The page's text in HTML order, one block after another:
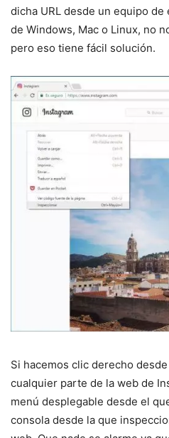
dicha URL desde un equipo
de Windows, Mac o Linux, no
pero eso tiene fácil solución.
Si hacemos clic derecho
cualquier parte de la web de
menú desplegable desde el
consola desde la que